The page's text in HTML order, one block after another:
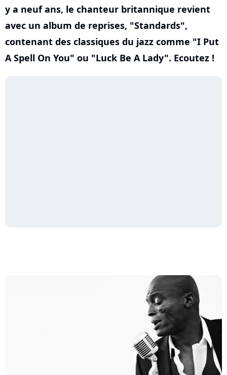
y a neuf ans, le chanteur britannique revient
avec un album de reprises, "Standards",
contenant des classiques du jazz comme "I Put
A Spell On You" ou "Luck Be A Lady". Ecoutez !